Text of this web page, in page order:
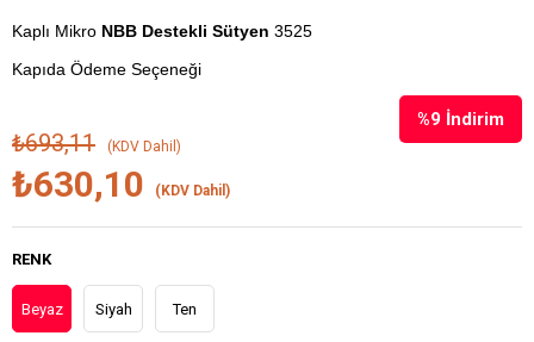
Kaplı Mikro NBB Destekli Sütyen 3525
Kapıda Ödeme Seçeneği
%9 İndirim
₺693,11 (KDV Dahil)
₺630,10 (KDV Dahil)
RENK
Beyaz Siyah Ten